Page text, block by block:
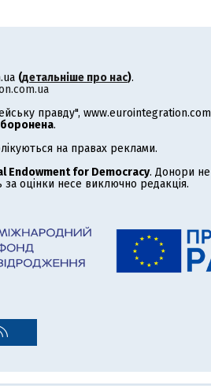
(детальніше про нас).
правду",
.
на правах реклами.
Endowment for Democracy. Донори
за оцінки несе виключно редакція.